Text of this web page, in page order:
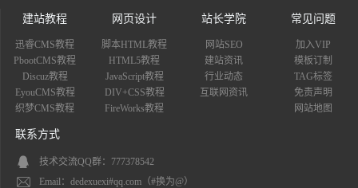
建站教程
迅睿CMS教程
PbootCMS教程
Discuz教程
EyouCMS教程
织梦CMS教程
网页设计
脚本HTML教程
HTML5教程
JavaScript教程
DIV+CSS教程
FireWorks教程
站长学院
网站SEO
建站资讯
行业动态
互联网资讯
常见问题
加入VIP
模板订制
TAG标签
免责声明
网站地图
联系方式
技术交流QQ群：777378542
Email：dedexuexi#qq.com（#换为@）